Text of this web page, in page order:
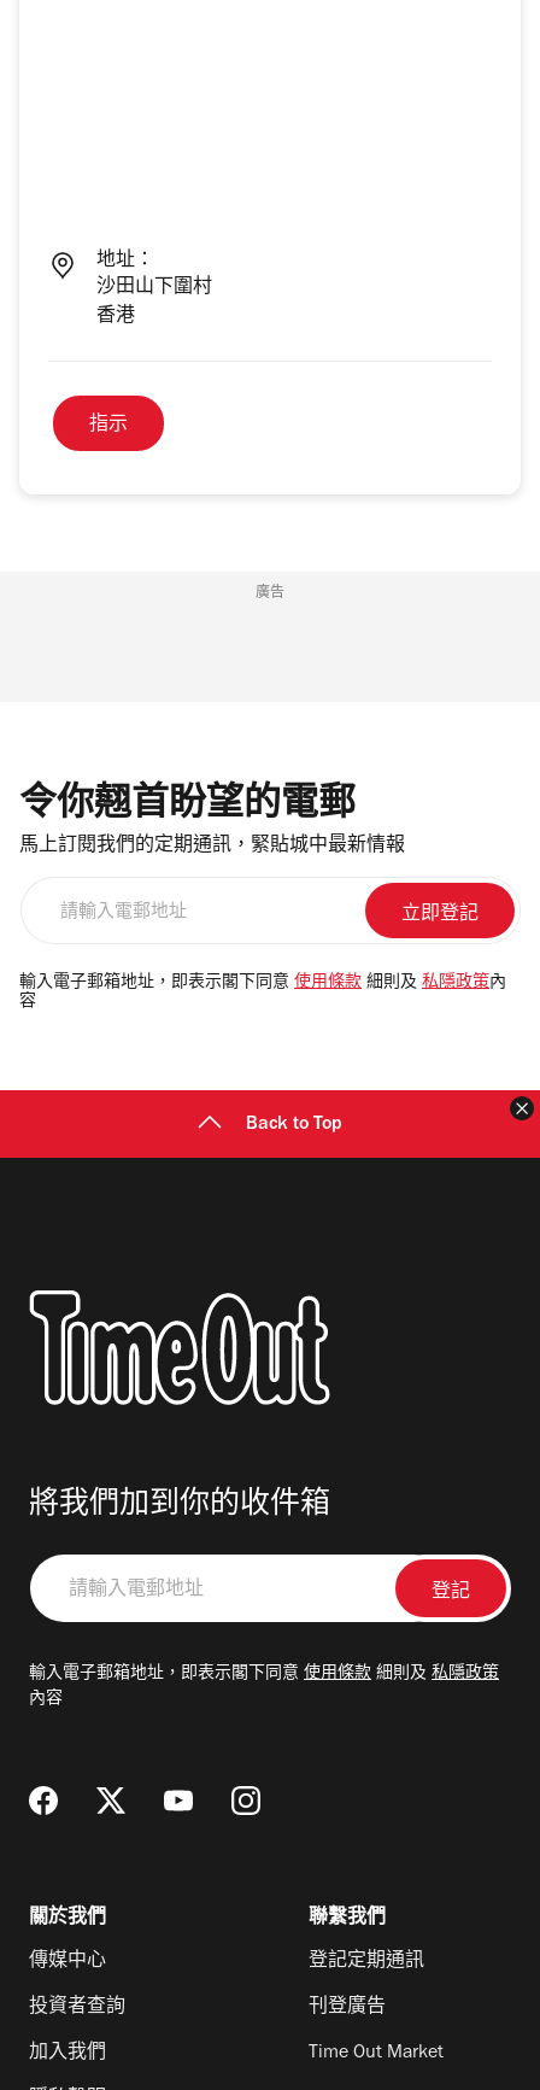
地址：
沙田山下圍村
香港
指示
廣告
令你翹首盼望的電郵
馬上訂閱我們的定期通訊，緊貼城中最新情報
電
郵
輸入電子郵箱地址，即表示閣下同意 使用條款 細則及 私隱政策 內
容
Back to Top
將我們加到你的收件箱
請
輸
郵
輸入電子郵箱地址，即表示閣下同意 使用條款 細則及 私隱政策
內容
關於我們
傳媒中心
投資者查詢
加入我們
聯繫我們
登記定期通訊
刊登廣告
Time Out Market